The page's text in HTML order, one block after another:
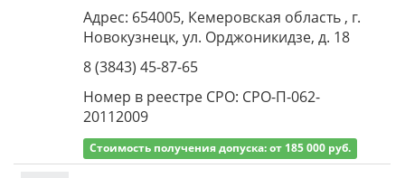
Адрес: 654005, Кемеровская область , г.
Новокузнецк, ул. Орджоникидзе, д. 18
8 (3843) 45-87-65
Номер в реестре СРО: СРО-П-062-
20112009
Стоимость получения допуска: от 185 000 руб.